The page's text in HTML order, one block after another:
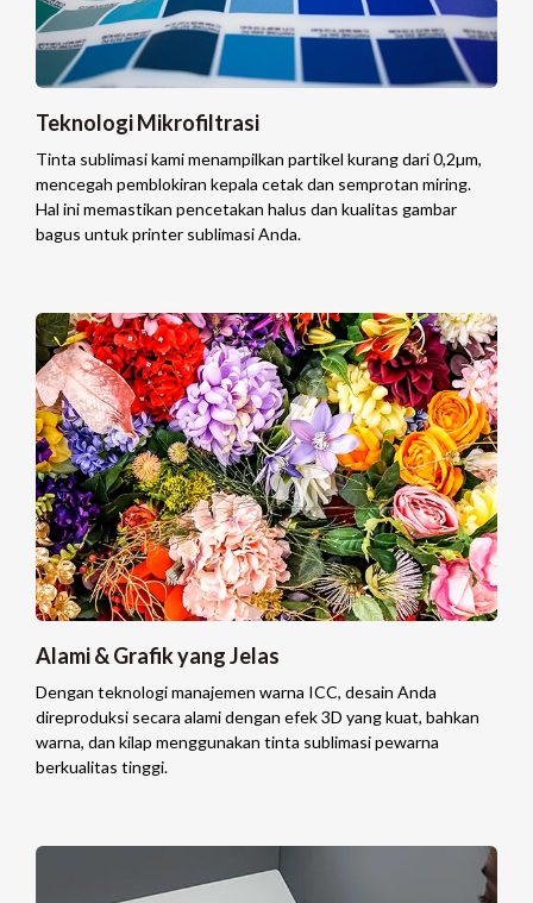
Teknologi Mikrofiltrasi
Tinta sublimasi kami menampilkan partikel kurang dari 0,2µm,
mencegah pemblokiran kepala cetak dan semprotan miring.
Hal ini memastikan pencetakan halus dan kualitas gambar
bagus untuk printer sublimasi Anda.
Alami & Grafik yang Jelas
Dengan teknologi manajemen warna ICC, desain Anda
direproduksi secara alami dengan efek 3D yang kuat, bahkan
warna, dan kilap menggunakan tinta sublimasi pewarna
berkualitas tinggi.